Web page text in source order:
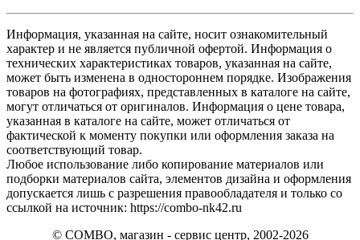
Информация, указанная на сайте, носит ознакомительный
характер и не является публичной офертой. Информация о
технических характеристиках товаров, указанная на сайте,
может быть изменена в одностороннем порядке. Изображения
товаров на фотографиях, представленных в каталоге на сайте,
могут отличаться от оригиналов. Информация о цене товара,
указанная в каталоге на сайте, может отличаться от
фактической к моменту покупки или оформления заказа на
соответствующий товар.
Любое использование либо копирование материалов или
подборки материалов сайта, элементов дизайна и оформления
допускается лишь с разрешения правообладателя и только со
ссылкой на источник: https://combo-nk42.ru
© COMBO, магазин - сервис центр, 2002-2026